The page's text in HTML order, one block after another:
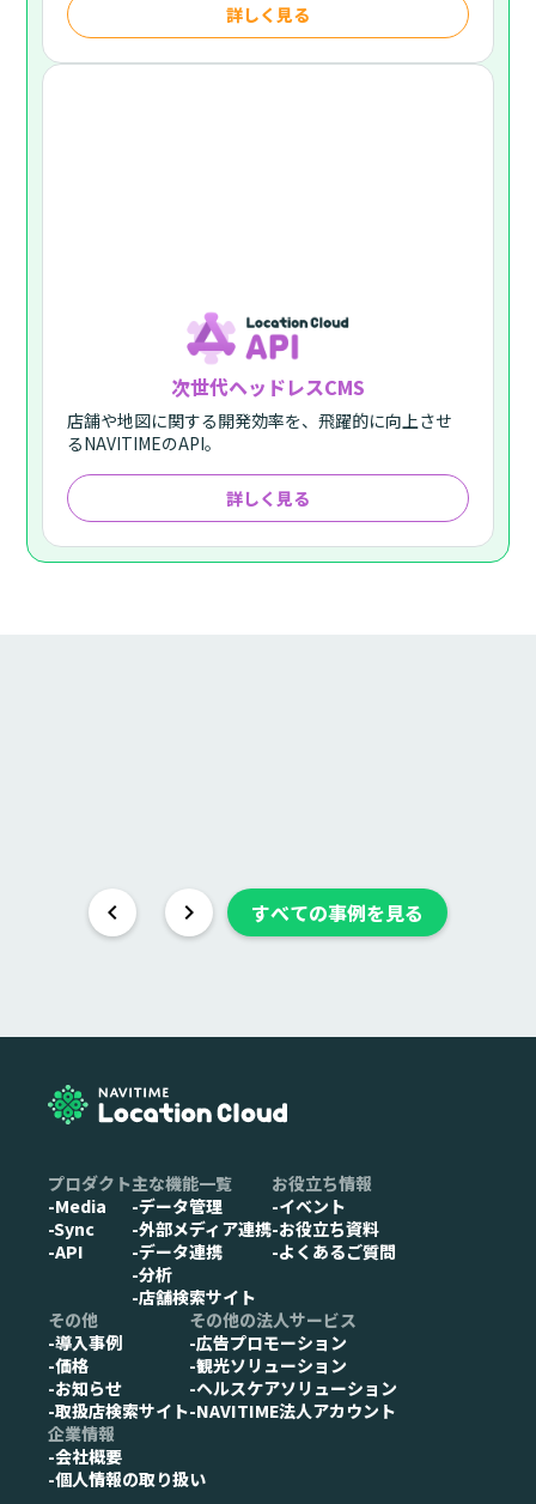
詳しく見る
次世代ヘッドレスCMS
店舗や地図に関する開発効率を、飛躍的に向上させ
るNAVITIMEのAPI。
詳しく見る
keyboard_arrow_left keyboard_arrow_right すべての事例を見る
プロダクト
-Media
-Sync
-API
主な機能一覧
-データ管理
-外部メディア連携
-データ連携
-分析
-店舗検索サイト
お役立ち情報
-イベント
-お役立ち資料
-よくあるご質問
その他
-導入事例
-価格
-お知らせ
-取扱店検索サイト
その他の法人サービス
-広告プロモーション
-観光ソリューション
-ヘルスケアソリューション
-NAVITIME法人アカウント
企業情報
-会社概要
-個人情報の取り扱い